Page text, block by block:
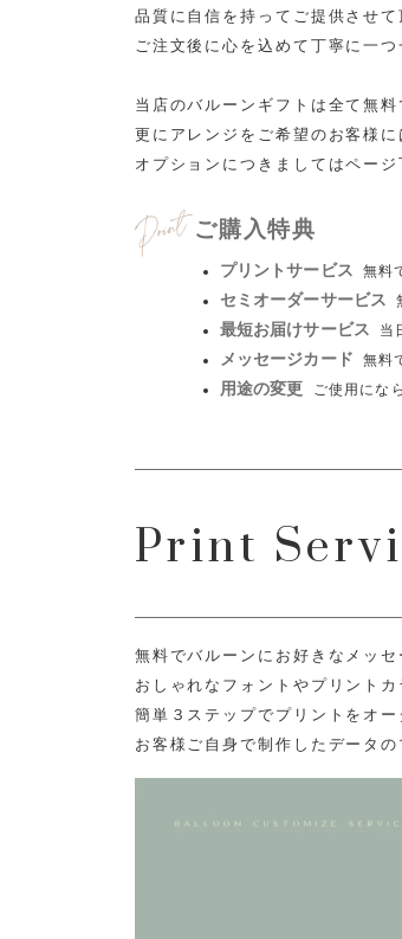
品質に自信を持ってご提供させて
ご注文後に心を込めて丁寧に一
当店のバルーンギフトは全て無
更にアレンジをご希望のお客様
オプションにつきましてはページ
ご購入特典
プリントサービス 無料
セミオーダーサービス
最短お届けサービス 当
メッセージカード 無料
用途の変更 ご使用にな
Print
無料でバルーンにお好きなメッ
おしゃれなフォントやプリントカ
簡単３ステップでプリントをオ
お客様ご自身で制作したデータ